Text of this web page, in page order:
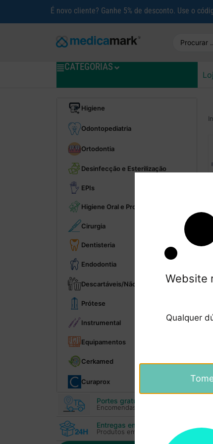
É novo cliente? Ganhe 5% de desconto. Use o
CATEGORIAS
Higiene
Odontopediatria
Ortodontia
Desinfecção e Esterilização
EPIs
Higiene Oral e Profilaxia
Cirurgia
Dentisteria
Endodontia
Descartáveis/Não reutilizáveis
Prótese
Instrumental
Equipamentos
Cerkamed
Curaprox
Portes gratuitos
Encomendas superiores 100€
Entregas em 24H
Produtos em stock
Website
Qualquer